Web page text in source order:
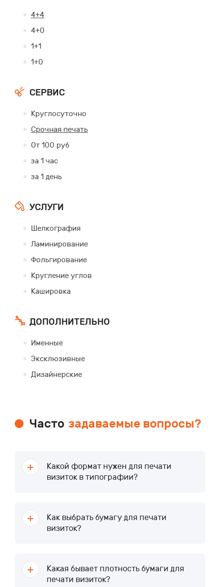
4+4
4+0
1+1
1+0
СЕРВИС
Круглосуточно
Срочная печать
От 100 руб
за 1 час
за 1 день
УСЛУГИ
Шелкография
Ламинирование
Фольгирование
Кругление углов
Кашировка
ДОПОЛНИТЕЛЬНО
Именные
Эксклюзивные
Дизайнерские
Часто задаваемые вопросы?
Какой формат нужен для печати
визиток в типографии?
Как выбрать бумагу для печати
визиток?
Какая бывает плотность бумаги для
печати визиток?